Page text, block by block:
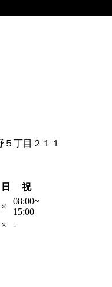
丁目２１１
日
祝
×
08:00~
15:00
× -